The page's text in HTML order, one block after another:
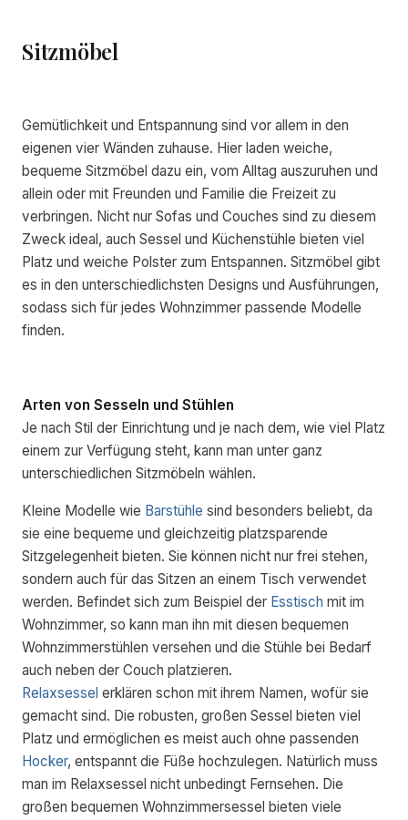
Sitzmöbel
Gemütlichkeit und Entspannung sind vor allem in den
eigenen vier Wänden zuhause. Hier laden weiche,
bequeme Sitzmöbel dazu ein, vom Alltag auszuruhen und
allein oder mit Freunden und Familie die Freizeit zu
verbringen. Nicht nur Sofas und Couches sind zu diesem
Zweck ideal, auch Sessel und Küchenstühle bieten viel
Platz und weiche Polster zum Entspannen. Sitzmöbel gibt
es in den unterschiedlichsten Designs und Ausführungen,
sodass sich für jedes Wohnzimmer passende Modelle
finden.
Arten von Sesseln und Stühlen
Je nach Stil der Einrichtung und je nach dem, wie viel Platz
einem zur Verfügung steht, kann man unter ganz
unterschiedlichen Sitzmöbeln wählen.
Kleine Modelle wie Barstühle sind besonders beliebt, da
sie eine bequeme und gleichzeitig platzsparende
Sitzgelegenheit bieten. Sie können nicht nur frei stehen,
sondern auch für das Sitzen an einem Tisch verwendet
werden. Befindet sich zum Beispiel der Esstisch mit im
Wohnzimmer, so kann man ihn mit diesen bequemen
Wohnzimmerstühlen versehen und die Stühle bei Bedarf
auch neben der Couch platzieren.
Relaxsessel erklären schon mit ihrem Namen, wofür sie
gemacht sind. Die robusten, großen Sessel bieten viel
Platz und ermöglichen es meist auch ohne passenden
Hocker, entspannt die Füße hochzulegen. Natürlich muss
man im Relaxsessel nicht unbedingt Fernsehen. Die
großen bequemen Wohnzimmersessel bieten viele